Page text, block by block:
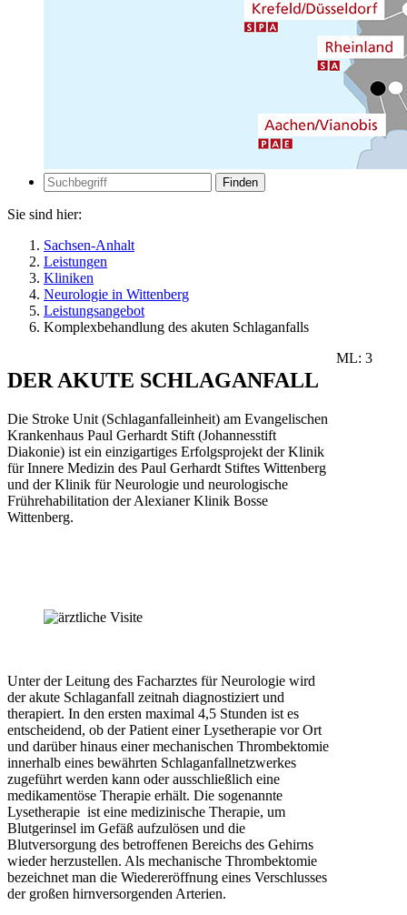
Zur
Suche
Suche
Sie sind hier:
Sachsen-Anhalt
Leistungen
Kliniken
Neurologie in Wittenberg
Leistungsangebot
Komplexbehandlung des akuten Schlaganfalls
DER AKUTE SCHLAGANFALL
Die Stroke Unit (Schlaganfalleinheit) am Evangelischen
Krankenhaus Paul Gerhardt Stift (Johannesstift
Diakonie) ist ein einzigartiges Erfolgsprojekt der Klinik
für Innere Medizin des Paul Gerhardt Stiftes Wittenberg
und der Klinik für Neurologie und neurologische
Frührehabilitation der Alexianer Klinik Bosse
Wittenberg.
Unter der Leitung des Facharztes für Neurologie wird
der akute Schlaganfall zeitnah diagnostiziert und
therapiert. In den ersten maximal 4,5 Stunden ist es
entscheidend, ob der Patient einer Lysetherapie vor Ort
und darüber hinaus einer mechanischen Thrombektomie
innerhalb eines bewährten Schlaganfallnetzwerkes
zugeführt werden kann oder ausschließlich eine
medikamentöse Therapie erhält. Die sogenannte
Lysetherapie ist eine medizinische Therapie, um
Blutgerinsel im Gefäß aufzulösen und die
Blutversorgung des betroffenen Bereichs des Gehirns
wieder herzustellen. Als mechanische Thrombektomie
bezeichnet man die Wiedereröffnung eines Verschlusses
der großen hirnversorgenden Arterien.
ML: 3